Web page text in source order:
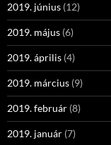
2019. június (12)
2019. május (6)
2019. április (4)
2019. március (9)
2019. február (8)
2019. január (7)